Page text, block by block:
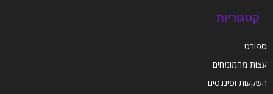
קטגוריות
ספורט
עצות מהמומחים
השקעות ופיננסים